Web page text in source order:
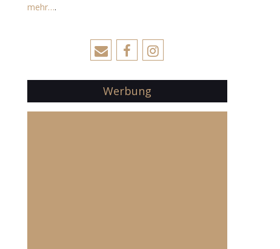
mehr….
Werbung